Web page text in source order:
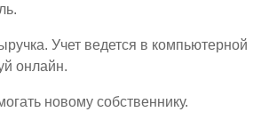
Учет ведется в компьютерной
онлайн.
новому собственнику.